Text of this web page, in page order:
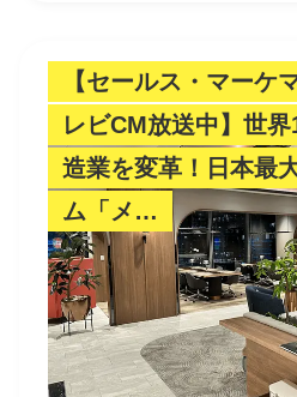
【セールス・マーケ
レビCM放送中】世
造業を変革！日本最
ム「メ…